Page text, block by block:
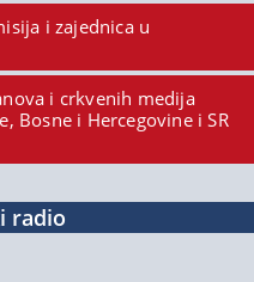
i zajednica u
i crkvenih medija
Bosne i Hercegovine i SR
radio